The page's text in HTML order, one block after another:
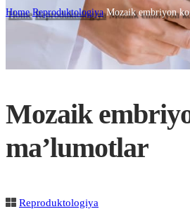
Home Reproduktologiya Mozaik embriyon
Mozaik
ma’lumotlar
Reproduktologiya